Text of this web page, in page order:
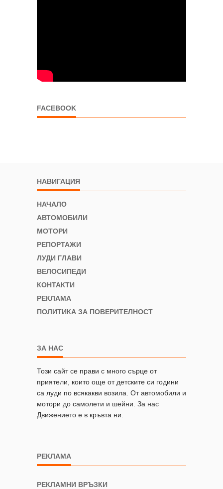
FACEBOOK
НАВИГАЦИЯ
НАЧАЛО
АВТОМОБИЛИ
МОТОРИ
РЕПОРТАЖИ
ЛУДИ ГЛАВИ
ВЕЛОСИПЕДИ
КОНТАКТИ
РЕКЛАМА
ПОЛИТИКА ЗА ПОВЕРИТЕЛНОСТ
ЗА НАС
Този сайт се прави с много сърце от
приятели, които още от детските си години
са луди по всякакви возила. От автомобили и
мотори до самолети и шейни. За нас
Движението е в кръвта ни.
РЕКЛАМА
РЕКЛАМНИ ВРЪЗКИ